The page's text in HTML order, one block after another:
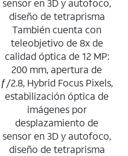
diseño de tetraprisma
También cuenta con
teleobjetivo de 8x de
calidad óptica de 12 MP:
200 mm, apertura de
ƒ/2.8, Hybrid Focus Pixels,
estabilización óptica de
imágenes por
desplazamiento de
sensor en 3D y autofoco,
diseño de tetraprisma